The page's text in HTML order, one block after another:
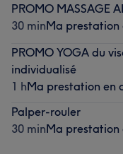
PROMO MASSAGE
30 minMa prestation
PROMO YOGA du
individualisé
1 hMa prestation en
Palper-rouler
30 minMa prestation